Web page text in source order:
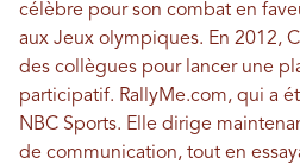
célèbre pour son combat en
aux Jeux olympiques. En 2012,
des collègues pour lancer une
participatif. RallyMe.com, qui a
NBC Sports. Elle dirige
de communication, tout en